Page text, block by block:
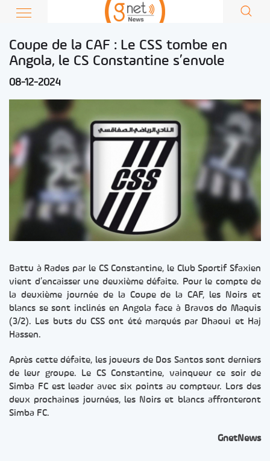
Coupe de la CAF : Le CSS tombe en
Angola, le CS Constantine s’envole
08-12-2024
Battu à Rades par le CS Constantine, le Club Sportif Sfaxien
vient d’encaisser une deuxième défaite. Pour le compte de
la deuxième journée de la Coupe de la CAF, les Noirs et
blancs se sont inclinés en Angola face à Bravos do Maquis
(3/2). Les buts du CSS ont été marqués par Dhaoui et Haj
Hassen.
Après cette défaite, les joueurs de Dos Santos sont derniers
de leur groupe. Le CS Constantine, vainqueur ce soir de
Simba FC est leader avec six points au compteur. Lors des
deux prochaines journées, les Noirs et blancs affronteront
Simba FC.
GnetNews